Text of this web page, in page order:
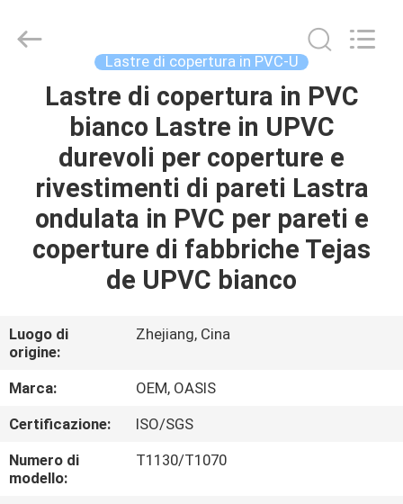
CASA
PRODOTTI
CIRCA
NOI
DELLA
FABBRICA
CONTROLLO
DI
QUALITÀ
Building
Material
Lastre di copertura in PVC-U
Lastre di copertura in PVC
bianco Lastre in UPVC
durevoli per coperture e
rivestimenti di pareti Lastra
ondulata in PVC per pareti e
coperture di fabbriche Tejas
de UPVC bianco
Luogo di
origine:
Zhejiang, Cina
Marca:
OEM, OASIS
Certificazione:
ISO/SGS
Numero di
modello:
T1130/T1070